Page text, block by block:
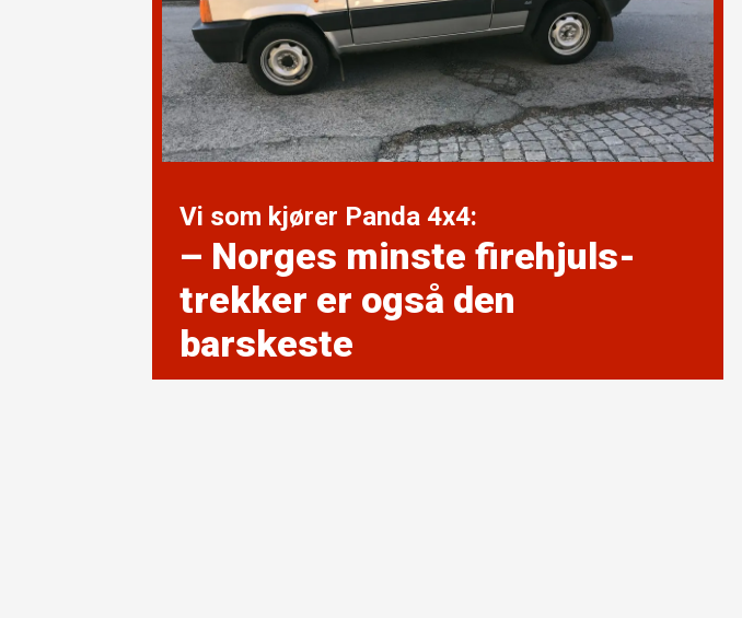
Vi som kjører Panda 4x4:
– Norges minste firehjuls­
trekker er også den
barskeste